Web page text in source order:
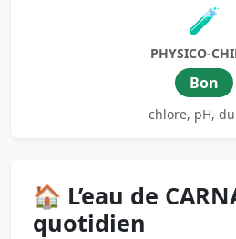
🧪
PHYSICO-
Bon
chlore, pH,
🏠 L’eau de
quotidien